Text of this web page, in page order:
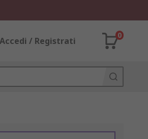
Accedi / Registrati
0